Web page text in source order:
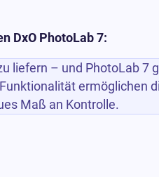
DxO PhotoLab 7:
liefern – und PhotoLab 7
ermöglichen
Maß an Kontrolle.